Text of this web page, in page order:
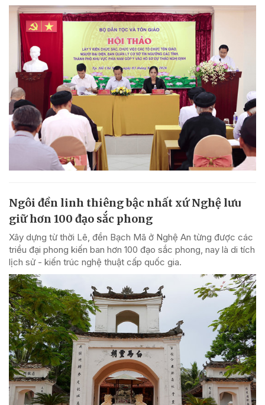
Ngôi đền linh thiêng bậc nhất xứ Nghệ lưu
giữ hơn 100 đạo sắc phong
Xây dựng từ thời Lê, đền Bạch Mã ở Nghệ An từng được các
triều đại phong kiến ban hơn 100 đạo sắc phong, nay là di tích
lịch sử - kiến trúc nghệ thuật cấp quốc gia.